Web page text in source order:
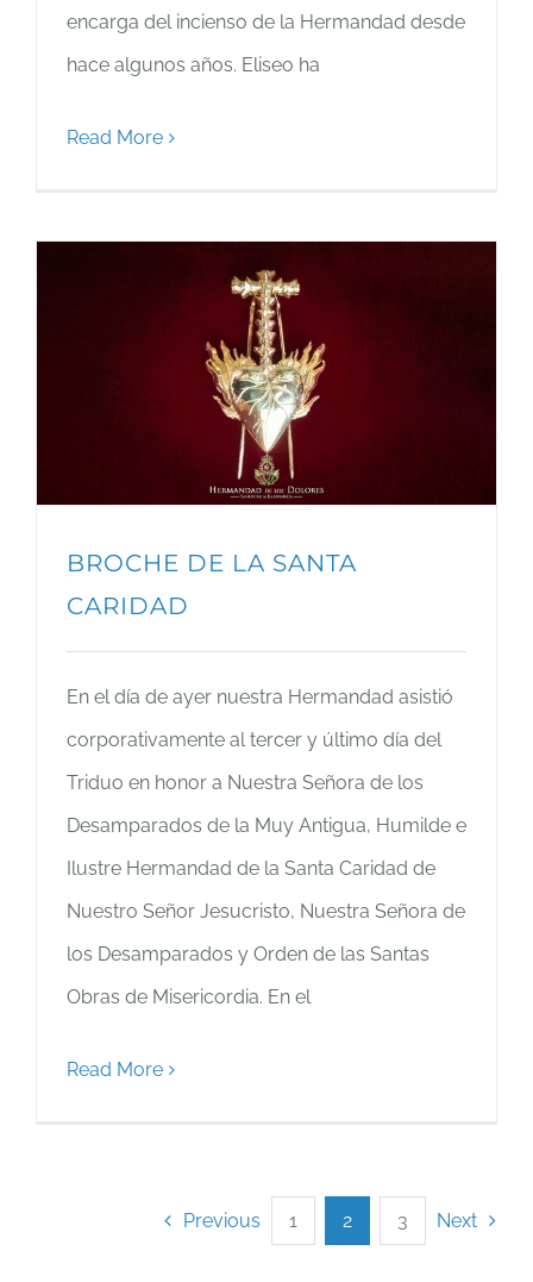
encarga del incienso de la Hermandad desde
hace algunos años. Eliseo ha
Read More
BROCHE DE LA SANTA
CARIDAD
BROCHE DE LA SANTA
CARIDAD
En el día de ayer nuestra Hermandad asistió
corporativamente al tercer y último día del
Triduo en honor a Nuestra Señora de los
Desamparados de la Muy Antigua, Humilde e
Ilustre Hermandad de la Santa Caridad de
Nuestro Señor Jesucristo, Nuestra Señora de
los Desamparados y Orden de las Santas
Obras de Misericordia. En el
Read More
Previous 1 2 3 Next